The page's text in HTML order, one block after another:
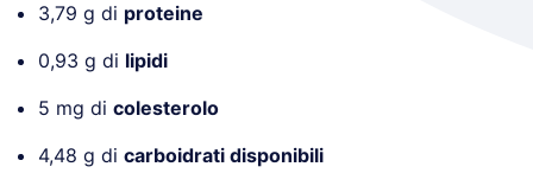
3,79 g di proteine
0,93 g di lipidi
5 mg di colesterolo
4,48 g di carboidrati disponibili